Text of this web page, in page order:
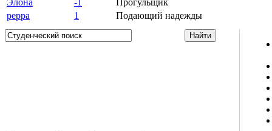
peppa
1 Подающий надежды